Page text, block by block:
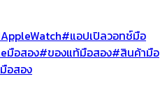
#แอปเปิลวอทช์มือ
มือสอง#ของแท้มือสอง#สินค้ามือ
อสอง